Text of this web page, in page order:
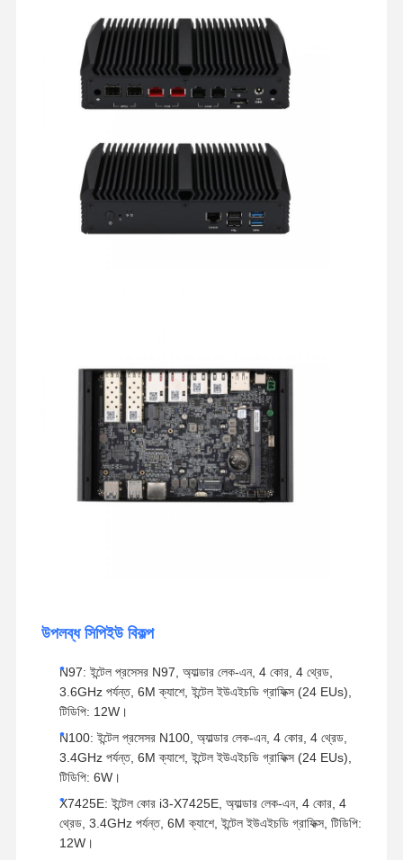
উপলব্ধ সিপিইউ বিকল্প
N97: ইন্টেল প্রসেসর N97, অ্যাল্ডার লেক-এন, 4 কোর, 4 থ্রেড,
3.6GHz পর্যন্ত, 6M ক্যাশে, ইন্টেল ইউএইচডি গ্রাফিক্স (24 EUs),
টিডিপি: 12W।
N100: ইন্টেল প্রসেসর N100, অ্যাল্ডার লেক-এন, 4 কোর, 4 থ্রেড,
3.4GHz পর্যন্ত, 6M ক্যাশে, ইন্টেল ইউএইচডি গ্রাফিক্স (24 EUs),
টিডিপি: 6W।
X7425E: ইন্টেল কোর i3-X7425E, অ্যাল্ডার লেক-এন, 4 কোর, 4
থ্রেড, 3.4GHz পর্যন্ত, 6M ক্যাশে, ইন্টেল ইউএইচডি গ্রাফিক্স, টিডিপি:
12W।